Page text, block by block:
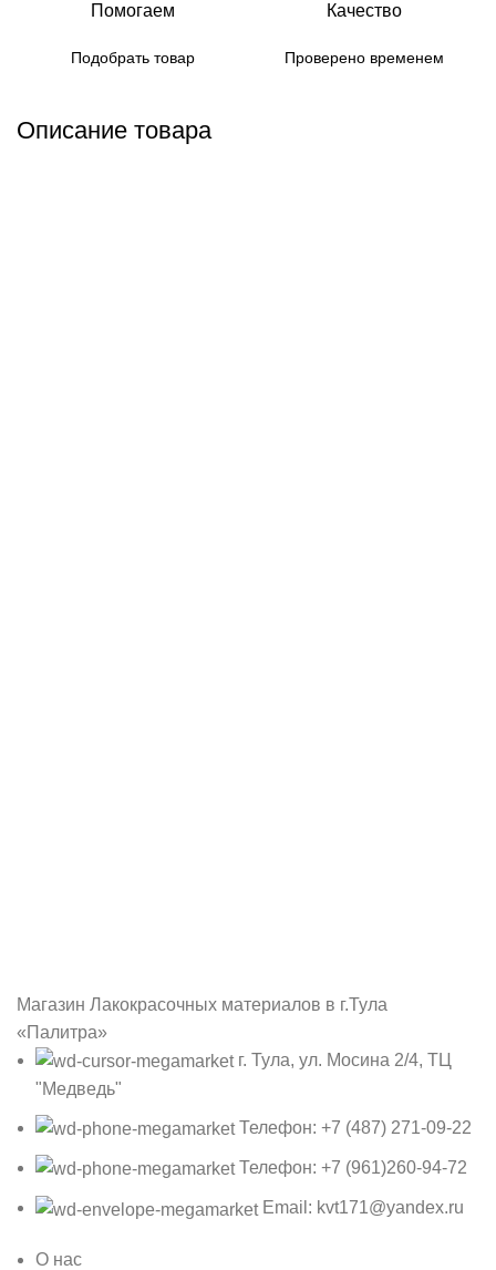
Помогаем
Подобрать товар
Качество
Проверено временем
Описание товара
Магазин Лакокрасочных материалов в г.Тула
«Палитра»
г. Тула, ул. Мосина 2/4, ТЦ
"Медведь"
Телефон: +7 (487) 271-09-22
Телефон: +7 (961)260-94-72
Email: kvt171@yandex.ru
О нас